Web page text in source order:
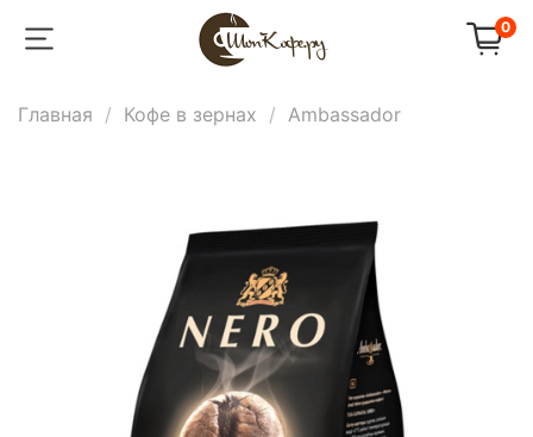
0
Главная Кофе в зернах Ambassador